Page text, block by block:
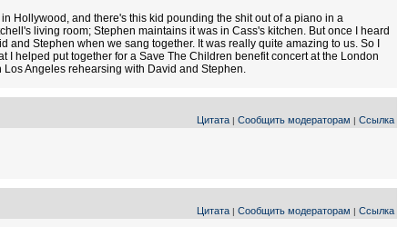
Hollywood, and there's this kid pounding the shit out of a piano in a
living room; Stephen maintains it was in Cass's kitchen. But once I heard
Stephen when we sang together. It was really quite amazing to us. So I
helped put together for a Save The Children benefit concert at the London
Angeles rehearsing with David and Stephen.
Цитата | Сообщить модераторам | Ссылка
Цитата | Сообщить модераторам | Ссылка